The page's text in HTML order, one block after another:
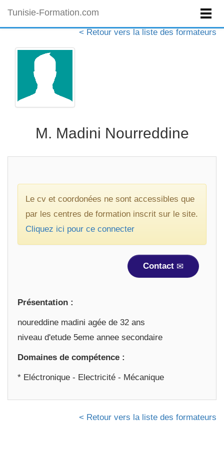
Tunisie-Formation.com
< Retour vers la liste des formateurs
M. Madini Nourreddine
Le cv et coordonées ne sont accessibles que
par les centres de formation inscrit sur le site.
Cliquez ici pour ce connecter
Contact
Présentation :
noureddine madini agée de 32 ans
niveau d'etude 5eme annee secondaire
Domaines de compétence :
* Eléctronique - Electricité - Mécanique
< Retour vers la liste des formateurs